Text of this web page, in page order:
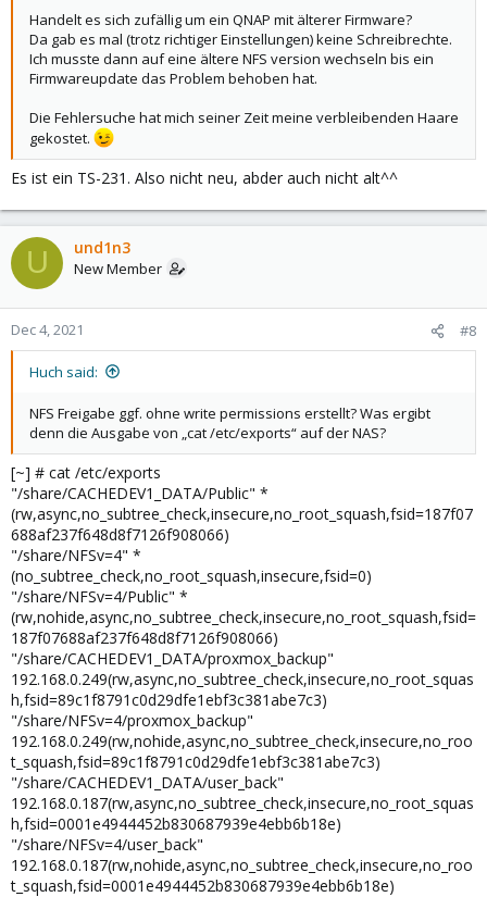
Handelt es sich zufällig um ein QNAP mit älterer Firmware?
Da gab es mal (trotz richtiger Einstellungen) keine Schreibrechte.
Ich musste dann auf eine ältere NFS version wechseln bis ein
Firmwareupdate das Problem behoben hat.
Die Fehlersuche hat mich seiner Zeit meine verbleibenden Haare
gekostet.
Es ist ein TS-231. Also nicht neu, abder auch nicht alt^^
U und1n3
New Member
Dec 4, 2021 #8
Huch said:
NFS Freigabe ggf. ohne write permissions erstellt? Was ergibt
denn die Ausgabe von „cat /etc/exports“ auf der NAS?
[~] # cat /etc/exports
"/share/CACHEDEV1_DATA/Public" *
(rw,async,no_subtree_check,insecure,no_root_squash,fsid=187f07
688af237f648d8f7126f908066)
"/share/NFSv=4" *
(no_subtree_check,no_root_squash,insecure,fsid=0)
"/share/NFSv=4/Public" *
(rw,nohide,async,no_subtree_check,insecure,no_root_squash,fsid=
187f07688af237f648d8f7126f908066)
"/share/CACHEDEV1_DATA/proxmox_backup"
192.168.0.249(rw,async,no_subtree_check,insecure,no_root_squas
h,fsid=89c1f8791c0d29dfe1ebf3c381abe7c3)
"/share/NFSv=4/proxmox_backup"
192.168.0.249(rw,nohide,async,no_subtree_check,insecure,no_roo
t_squash,fsid=89c1f8791c0d29dfe1ebf3c381abe7c3)
"/share/CACHEDEV1_DATA/user_back"
192.168.0.187(rw,async,no_subtree_check,insecure,no_root_squas
h,fsid=0001e4944452b830687939e4ebb6b18e)
"/share/NFSv=4/user_back"
192.168.0.187(rw,nohide,async,no_subtree_check,insecure,no_roo
t_squash,fsid=0001e4944452b830687939e4ebb6b18e)